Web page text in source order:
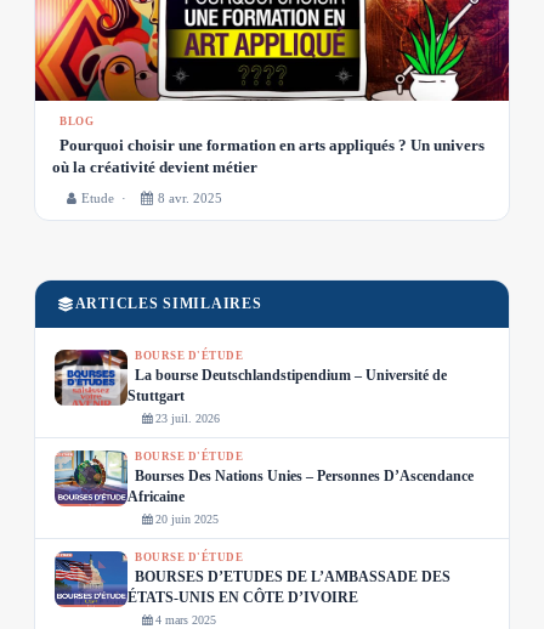
BLOG
Pourquoi choisir une formation en arts appliqués ? Un univers
où la créativité devient métier
Etude · 8 avr. 2025
ARTICLES SIMILAIRES
BOURSE D'ÉTUDE
La bourse Deutschlandstipendium – Université de
Stuttgart
23 juil. 2026
BOURSE D'ÉTUDE
Bourses Des Nations Unies – Personnes D’Ascendance
Africaine
20 juin 2025
BOURSE D'ÉTUDE
BOURSES D’ETUDES DE L’AMBASSADE DES
ÉTATS-UNIS EN CÔTE D’IVOIRE
4 mars 2025